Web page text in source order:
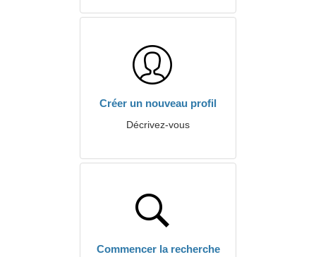
Créer un nouveau profil
Décrivez-vous
Commencer la recherche